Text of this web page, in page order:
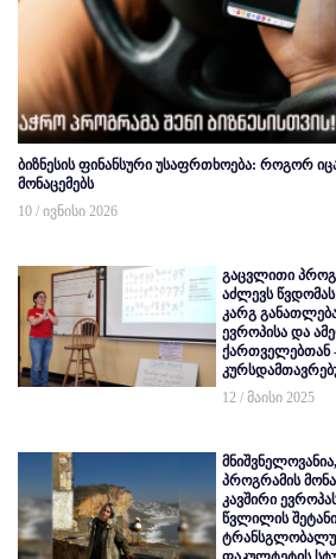
ბიზნესის ფინანსური უსაფრთხოება: როგორ
მონაცემებს
10 / ივნისი 2026
გაცვლითი
აძლევს
კარგ
ევროპისა და
ქართველებთან
12 / მაისი 2025
პროგრამის
კავშირი
წვლილის